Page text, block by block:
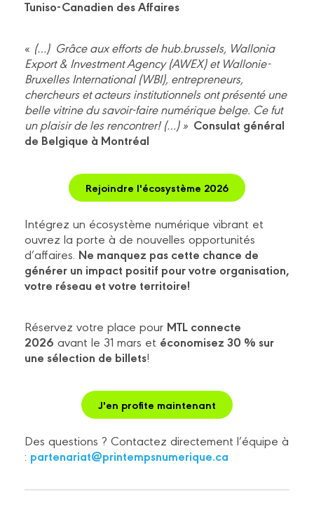
Tuniso-Canadien des Affaires
« (…) Grâce aux efforts de hub.brussels, Wallonia
Export & Investment Agency (AWEX) et Wallonie-
Bruxelles International (WBI), entrepreneurs,
chercheurs et acteurs institutionnels ont présenté une
belle vitrine du savoir-faire numérique belge. Ce fut
un plaisir de les rencontrer! (…) » Consulat général
de Belgique à Montréal
Rejoindre l'écosystème 2026
Intégrez un écosystème numérique vibrant et
ouvrez la porte à de nouvelles opportunités
d’affaires. Ne manquez pas cette chance de
générer un impact positif pour votre organisation,
votre réseau et votre territoire!
Réservez votre place pour MTL connecte
2026 avant le 31 mars et économisez 30 % sur
une sélection de billets!
J'en profite maintenant
Des questions ? Contactez directement l’équipe à
: partenariat@printempsnumerique.ca